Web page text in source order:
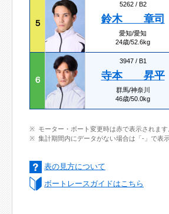
５
5262 / B2
鈴木 章司
愛知/愛知
24歳/52.6kg
６
3947 / B1
寺本 昇平
群馬/神奈川
46歳/50.0kg
モーター・ボート変更時は赤で表示されます
集計期間内にデータがない場合は「-」で表示
表の見方について
ボートレースガイドはこちら